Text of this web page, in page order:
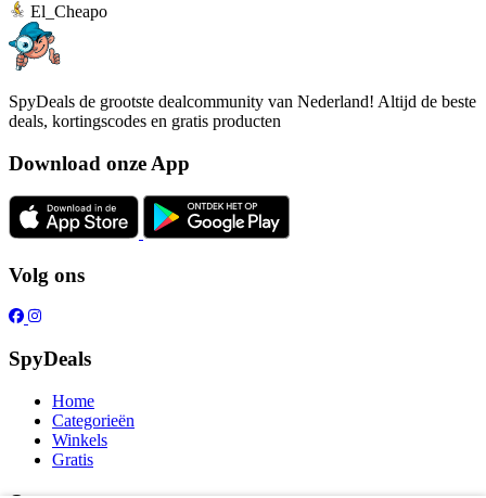
El_Cheapo
SpyDeals de grootste dealcommunity van Nederland! Altijd de beste
deals, kortingscodes en gratis producten
Download onze App
Volg ons
SpyDeals
Home
Categorieën
Winkels
Gratis